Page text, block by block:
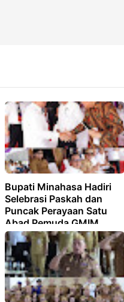
Bupati Minahasa Hadiri
Selebrasi Paskah dan
Puncak Perayaan Satu
Abad Pemuda GMIM